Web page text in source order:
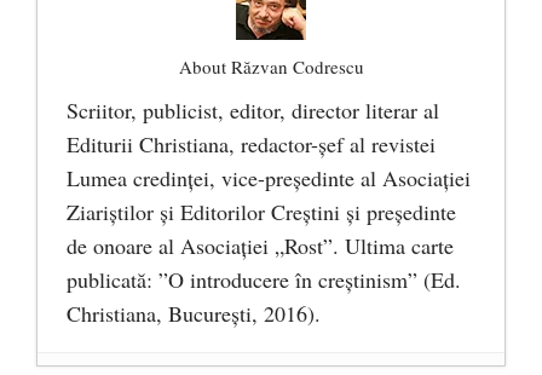
About Răzvan Codrescu
Scriitor, publicist, editor, director literar al
Editurii Christiana, redactor-şef al revistei
Lumea credinţei, vice-preşedinte al Asociaţiei
Ziariştilor şi Editorilor Creştini şi preşedinte
de onoare al Asociaţiei „Rost”. Ultima carte
publicată: ”O introducere în creștinism” (Ed.
Christiana, Bucureşti, 2016).